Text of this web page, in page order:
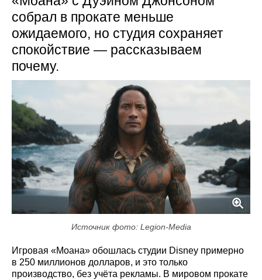
собрал в прокате меньше
ожидаемого, но студия сохраняет
спокойствие — рассказываем
почему.
Источник фото: Legion-Media
Игровая «Моана» обошлась студии Disney примерно
в 250 миллионов долларов, и это только
производство, без учёта рекламы. В мировом прокате